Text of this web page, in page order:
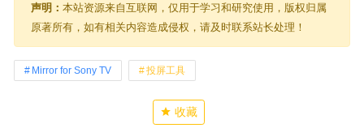
声明： 本站资源来自互联网，仅用于学习和研究使用，版权归属
原著所有，如有相关内容造成侵权，请及时联系站长处理！
Mirror for Sony TV 投屏工具
收藏